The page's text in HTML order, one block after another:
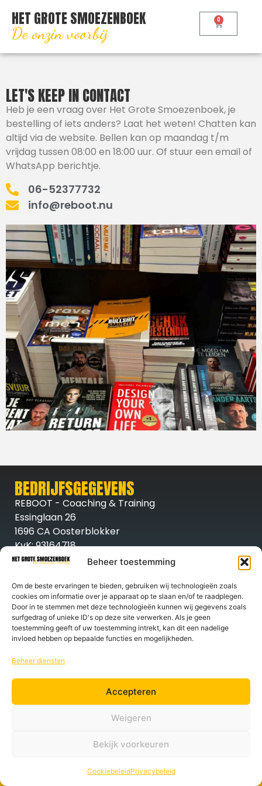
Beheer toestemming
Om de beste ervaringen te bieden, gebruiken wij technologieën zoals
cookies om informatie over je apparaat op te slaan en/of te raadplegen.
Door in te stemmen met deze technologieën kunnen wij gegevens zoals
surfgedrag of unieke ID's op deze site verwerken. Als je geen
toestemming geeft of uw toestemming intrekt, kan dit een nadelige
invloed hebben op bepaalde functies en mogelijkheden.
Beheer diensten
Accepteren
Weigeren
Bekijk voorkeuren
CookiebeleidPrivacybeleid
HET GROTE SMOEZENBOEK
De onzin voorbij
0
LET'S KEEP IN CONTACT
Heb je een vraag over Het Grote Smoezenboek, je
bestelling of iets anders? Laat het weten! Chatten kan
altijd via de website. Bellen kan op maandag t/m
vrijdag tussen 08:00 en 18:00 uur. Of stuur een email of
WhatsApp berichtje.
06-52377732
info@reboot.nu
BEDRIJFSGEGEVENS
REBOOT - Coaching & Training
Essinglaan 26
1696 CA Oosterblokker
KvK: 93164718
BTW nr. NL005007191B02
Algemene voorwaarden
Privacybeleid
Cookie beleid
KLANTENSERVICE
Mijn account
Mijn bestelling
Nexus